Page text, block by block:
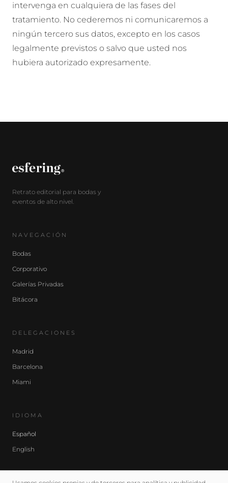
intervenga en cualquiera de las fases del
tratamiento. No cederemos ni comunicaremos a
ningún tercero sus datos, excepto en los casos
legalmente previstos o salvo que usted nos
hubiera autorizado expresamente.
Retrato editorial para bodas y
eventos de alto nivel.
NAVEGACIÓN
Bodas
Corporativo
Galerías Privadas
Bitácora
DELEGACIONES
Madrid
Barcelona
Miami
IDIOMA
Español
English